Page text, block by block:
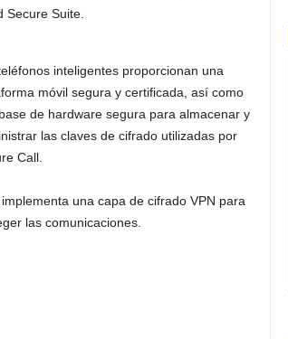
Secure Suite.
inteligentes proporcionan una
móvil segura y certificada, así como
de hardware segura para almacenar y
las claves de cifrado utilizadas por
Call.
implementa una capa de cifrado VPN para
las comunicaciones.